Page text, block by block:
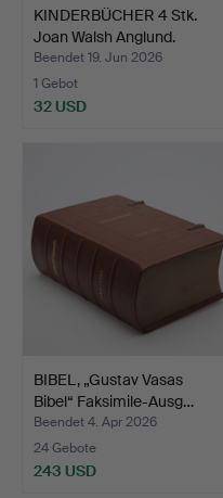
KINDERBÜCHER 4 Stk.
Joan Walsh Anglund.
Beendet 19. Jun 2026
1 Gebot
32 USD
BIBEL, „Gustav Vasas
Bibel“ Faksimile-Ausg…
Beendet 4. Apr 2026
24 Gebote
243 USD